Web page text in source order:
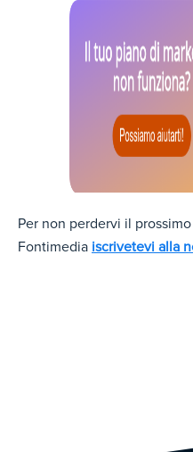
Per non perdervi il
Fontimedia iscrivetevi alla